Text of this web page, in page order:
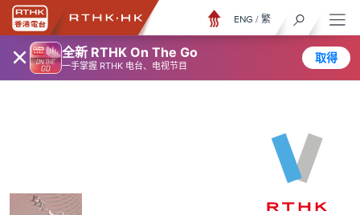
× 全新 RTHK On The Go
一手掌握 RTHK 电台、电视节目
取得
ENG / 繁